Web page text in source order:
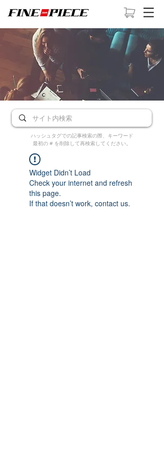
ハッシュタグでの記事検索の際、キーワード
最初の # を削除して再検索してください。
Widget Didn’t Load
Check your internet and refresh
this page.
If that doesn’t work, contact us.